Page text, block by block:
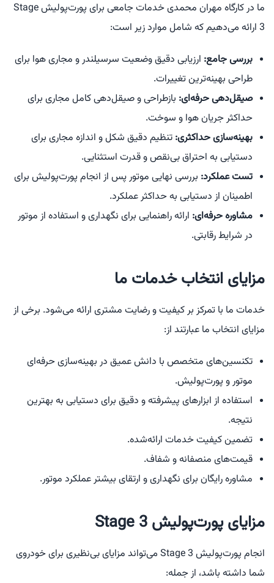
ما در کارگاه مهران محمدی خدمات جامعی برای پورت‌پولیش Stage
3 ارائه می‌دهیم که شامل موارد زیر است:
بررسی جامع: ارزیابی دقیق وضعیت سرسیلندر و مجاری هوا برای
طراحی بهینه‌ترین تغییرات.
صیقل‌دهی حرفه‌ای: بازطراحی و صیقل‌دهی کامل مجاری برای
حداکثر جریان هوا و سوخت.
بهینه‌سازی حداکثری: تنظیم دقیق شکل و اندازه مجاری برای
دستیابی به احتراق بی‌نقص و قدرت استثنایی.
تست عملکرد: بررسی نهایی موتور پس از انجام پورت‌پولیش برای
اطمینان از دستیابی به حداکثر عملکرد.
مشاوره حرفه‌ای: ارائه راهنمایی برای نگهداری و استفاده از موتور
در شرایط رقابتی.
مزایای انتخاب خدمات ما
خدمات ما با تمرکز بر کیفیت و رضایت مشتری ارائه می‌شود. برخی از
مزایای انتخاب ما عبارتند از:
تکنسین‌های متخصص با دانش عمیق در بهینه‌سازی حرفه‌ای
موتور و پورت‌پولیش.
استفاده از ابزارهای پیشرفته و دقیق برای دستیابی به بهترین
نتیجه.
تضمین کیفیت خدمات ارائه‌شده.
قیمت‌های منصفانه و شفاف.
مشاوره رایگان برای نگهداری و ارتقای بیشتر عملکرد موتور.
مزایای پورت‌پولیش Stage 3
انجام پورت‌پولیش Stage 3 می‌تواند مزایای بی‌نظیری برای خودروی
شما داشته باشد، از جمله: